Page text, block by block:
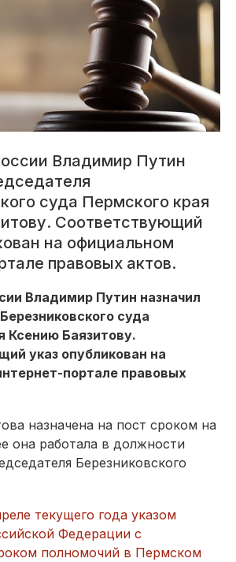
Владимир Путин
суда Пермского края
Соответствующий
на официальном
правовых актов.
Владимир Путин назначил
суда
Ксению Баязитову.
указ опубликован на
портале правовых
назначена на пост сроком на
она работала в должности
Березниковского
текущего года указом
Федерации с
полномочий в Пермском